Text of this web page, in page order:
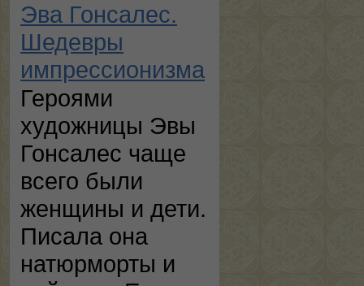
Эва Гонсалес.
Шедевры
импрессионизма
Героями
художницы Эвы
Гонсалес чаще
всего были
женщины и дети.
Писала она
натюрморты и